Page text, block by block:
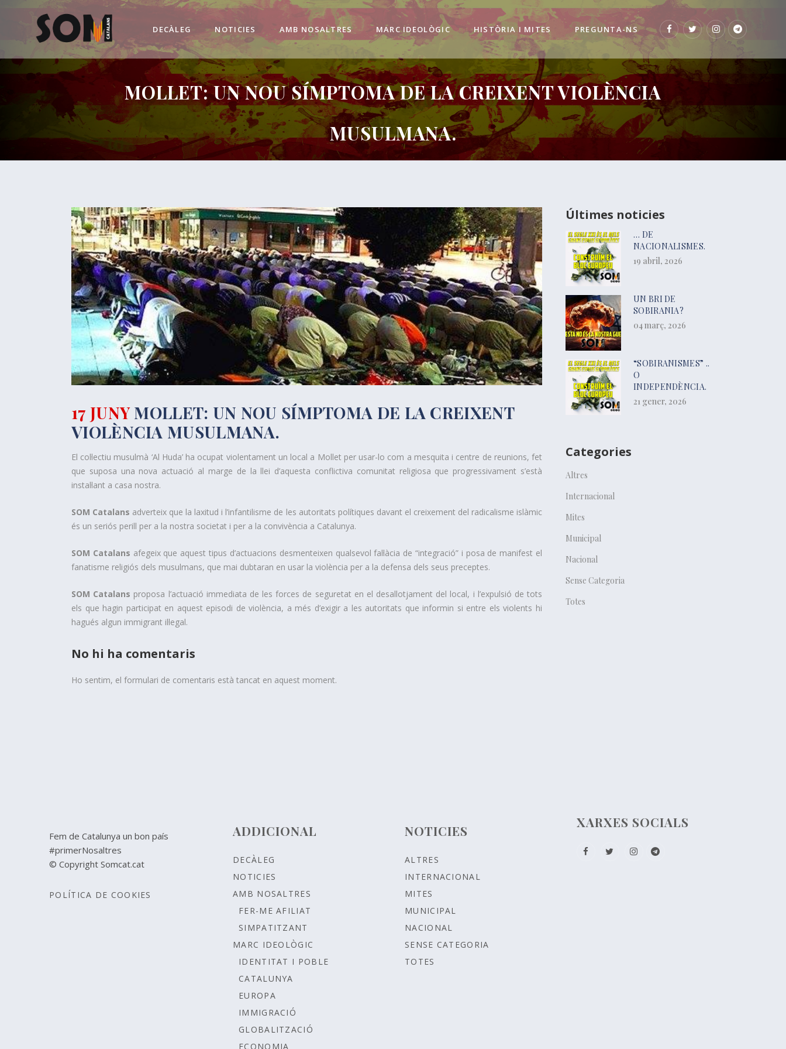
DECÀLEG NOTICIES AMB NOSALTRES MARC IDEOLÒGIC HISTÒRIA I MITES PREGUNTA-NS
MOLLET: UN NOU SÍMPTOMA DE LA CREIXENT VIOLÈNCIA
MUSULMANA.
17 JUNYMOLLET: UN NOU SÍMPTOMA DE LA CREIXENT
VIOLÈNCIA MUSULMANA.
El col·lectiu musulmà ‘Al Huda’ ha ocupat violentament un local a Mollet per usar-lo com a mesquita i centre de reunions, fet
que suposa una nova actuació al marge de la llei d’aquesta conflictiva comunitat religiosa que progressivament s’està
instal·lant a casa nostra.
SOM Catalans adverteix que la laxitud i l’infantilisme de les autoritats polítiques davant el creixement del radicalisme islàmic
és un seriós perill per a la nostra societat i per a la convivència a Catalunya.
SOM Catalans afegeix que aquest tipus d’actuacions desmenteixen qualsevol fal·làcia de “integració” i posa de manifest el
fanatisme religiós dels musulmans, que mai dubtaran en usar la violència per a la defensa dels seus preceptes.
SOM Catalans proposa l’actuació immediata de les forces de seguretat en el desallotjament del local, i l’expulsió de tots
els que hagin participat en aquest episodi de violència, a més d’exigir a les autoritats que informin si entre els violents hi
hagués algun immigrant il·legal.
No hi ha comentaris
Ho sentim, el formulari de comentaris està tancat en aquest moment.
Últimes noticies
… DE
NACIONALISMES.
19 abril, 2026
UN BRI DE
SOBIRANIA?
04 març, 2026
“SOBIRANISMES” ..
O
INDEPENDÈNCIA.
21 gener, 2026
Categories
Altres
Internacional
Mites
Municipal
Nacional
Sense Categoria
Totes
Fem de Catalunya un bon país
#primerNosaltres
© Copyright Somcat.cat
POLÍTICA DE COOKIES
ADDICIONAL
DECÀLEG
NOTICIES
AMB NOSALTRES
FER-ME AFILIAT
SIMPATITZANT
MARC IDEOLÒGIC
IDENTITAT I POBLE
CATALUNYA
EUROPA
IMMIGRACIÓ
GLOBALITZACIÓ
ECONOMIA
NOTICIES
ALTRES
INTERNACIONAL
MITES
MUNICIPAL
NACIONAL
SENSE CATEGORIA
TOTES
XARXES SOCIALS